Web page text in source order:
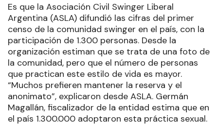
Es que la Asociación Civil Swinger Liberal
Argentina (ASLA) difundió las cifras del primer
censo de la comunidad swinger en el país, con la
participación de 1.300 personas. Desde la
organización estiman que se trata de una foto de
la comunidad, pero que el número de personas
que practican este estilo de vida es mayor.
“Muchos prefieren mantener la reserva y el
anonimato”, explicaron desde ASLA. Germán
Magallán, fiscalizador de la entidad estima que en
el país 1.300.000 adoptaron esta práctica sexual.